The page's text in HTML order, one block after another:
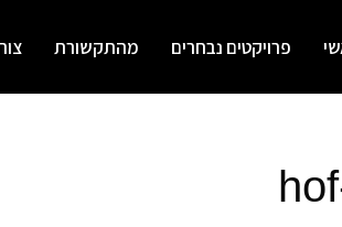
פרויקטים נבחרים מהתקשורת